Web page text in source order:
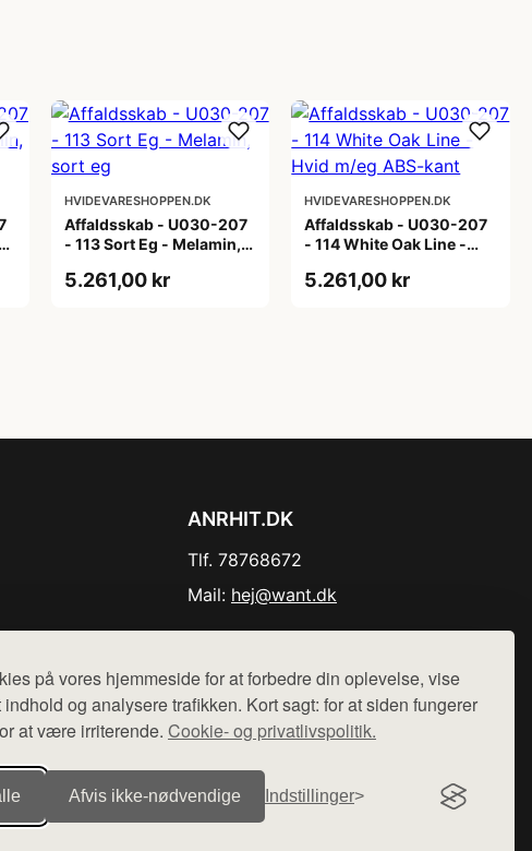
på vores hjemmeside for at forbedre din oplevelse, vise
og analysere trafikken. Kort sagt: for at siden fungerer
at være irriterende. Cookie- og privatlivspolitik.
Afvis ikke‑nødvendige Indstillinger
HVIDEVARESHOPPEN.DK
Affaldsskab - U030-207
- 113 Sort Eg - Melamin,
5.261,00 kr
HVIDEVARESHOPPEN.DK
Affaldsskab - U030-207
- 114 White Oak Line -
5.261,00 kr
ANRHIT.DK
Tlf. 78768672
Mail: hej@want.dk
Der sælges ikke varer fra denne side - vi henviser til de shops,